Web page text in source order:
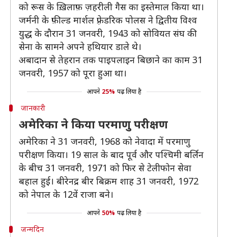
को रूस के ख़िलाफ़ ज़हरीली गैस का इस्तेमाल किया था।
जर्मनी के फ़ील्ड मार्शल फ़्रेडरिक पोलस ने द्वितीय विश्व
युद्ध के दौरान 31 जनवरी, 1943 को सोवियत संघ की
सेना के सामने अपने हथियार डाले थे।
अबादान से तेहरान तक पाइपलाइन बिछाने का काम 31
जनवरी, 1957 को पूरा हुआ था।
आपने 25% पढ़ लिया है
जानकारी
अमेरिका ने किया परमाणु परीक्षण
अमेरिका ने 31 जनवरी, 1968 को नेवादा में परमाणु
परीक्षण किया। 19 साल के बाद पूर्व और पश्चिमी बर्लिन
के बीच 31 जनवरी, 1971 को फिर से टेलीफोन सेवा
बहाल हुई। बीरेनद्र बीर बिक्रम शाह 31 जनवरी, 1972
को नेपाल के 12वें राजा बने।
आपने 50% पढ़ लिया है
जन्मदिन